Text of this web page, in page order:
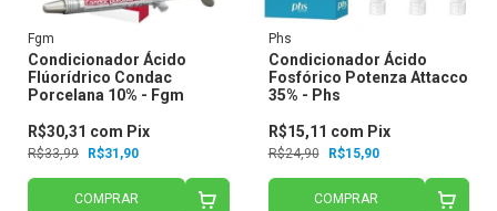
Fgm
Condicionador Ácido
Flúorídrico Condac
Porcelana 10% - Fgm
R$33,99 R$31,90
R$30,31 com Pix
COMPRAR
Phs
Condicionador Ácido
Fosfórico Potenza Attacco
35% - Phs
R$24,90 R$15,90
R$15,11 com Pix
COMPRAR